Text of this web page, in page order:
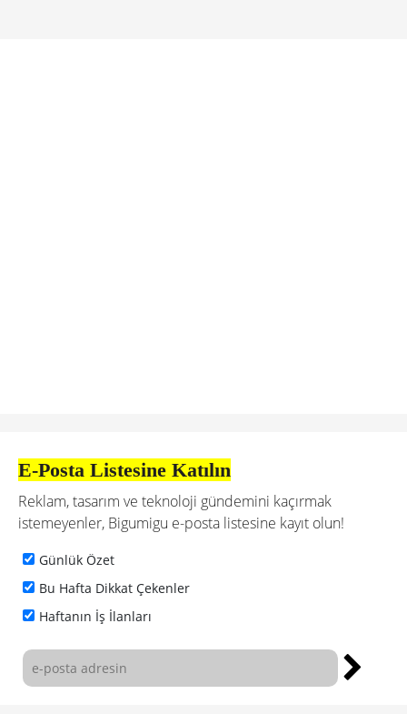
E-Posta Listesine Katılın
Reklam, tasarım ve teknoloji gündemini kaçırmak
istemeyenler, Bigumigu e-posta listesine kayıt olun!
Günlük Özet
Bu Hafta Dikkat Çekenler
Haftanın İş İlanları